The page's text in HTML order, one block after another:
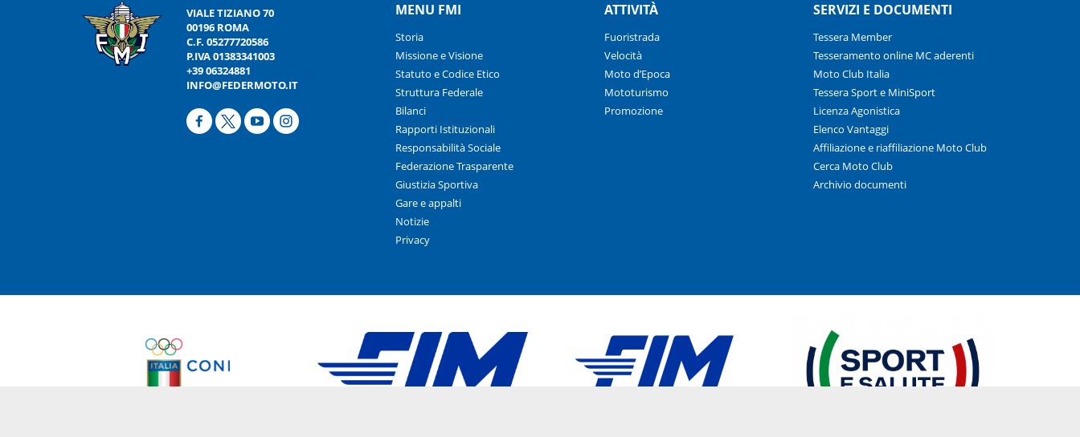
VIALE TIZIANO 70
00196 ROMA
C.F. 05277720586
P.IVA 01383341003
+39 06324881
INFO@FEDERMOTO.IT
MENU FMI
Storia
Missione e Visione
Statuto e Codice Etico
Struttura Federale
Bilanci
Rapporti Istituzionali
Responsabilità Sociale
Federazione Trasparente
Giustizia Sportiva
Gare e appalti
Notizie
Privacy
ATTIVITÀ
Fuoristrada
Velocità
Moto d’Epoca
Mototurismo
Promozione
SERVIZI E DOCUMENTI
Tessera Member
Tesseramento online MC aderenti
Moto Club Italia
Tessera Sport e MiniSport
Licenza Agonistica
Elenco Vantaggi
Affiliazione e riaffiliazione Moto Club
Cerca Moto Club
Archivio documenti